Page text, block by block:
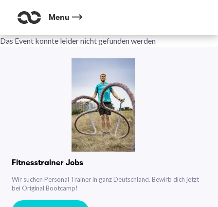
Menu
Das Event konnte leider nicht gefunden werden
Fitnesstrainer Jobs
Wir suchen Personal Trainer in ganz Deutschland. Bewirb dich jetzt
bei Original Bootcamp!